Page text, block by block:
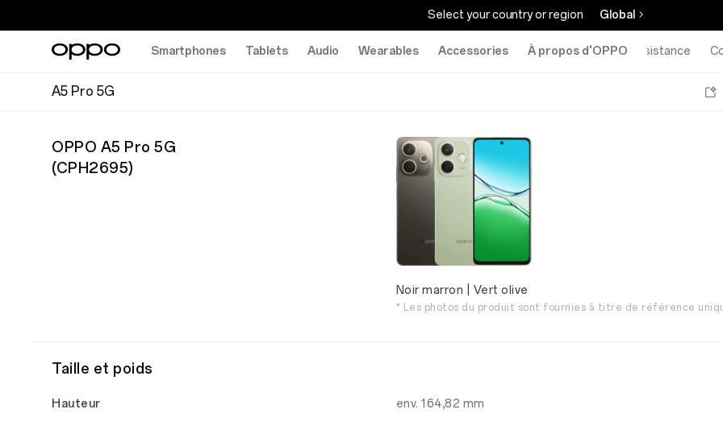
Select your country or region Global
Smartphones Tablets Audio Wearables Accessories À propos d'OPPO Assistance
A5 Pro 5G
OPPO A5 Pro 5G
(CPH2695)
Noir marron | Vert olive
* Les photos du produit sont fournies à titre de référence
Taille et poids
Hauteur env. 164,82 mm